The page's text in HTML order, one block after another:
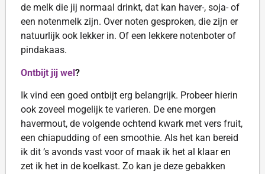
de melk die jij normaal drinkt, dat kan haver-, soja- of
een notenmelk zijn. Over noten gesproken, die zijn er
natuurlijk ook lekker in. Of een lekkere notenboter of
pindakaas.
Ontbijt jij wel?
Ik vind een goed ontbijt erg belangrijk. Probeer hierin
ook zoveel mogelijk te varieren. De ene morgen
havermout, de volgende ochtend kwark met vers fruit,
een chiapudding of een smoothie. Als het kan bereid
ik dit ’s avonds vast voor of maak ik het al klaar en
zet ik het in de koelkast. Zo kan je deze gebakken